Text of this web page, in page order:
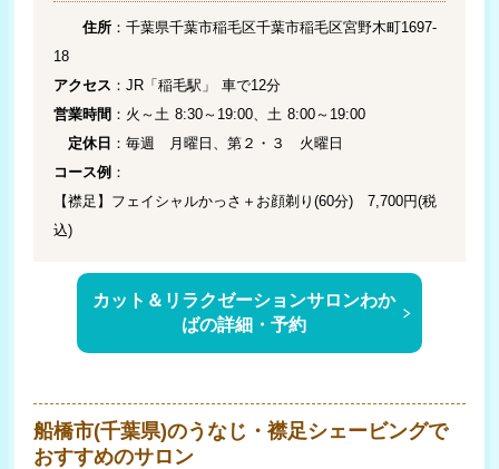
住所 ：千葉県千葉市稲毛区千葉市稲毛区宮野木町1697-
18
アクセス ：JR「稲毛駅」 車で12分
営業時間 ：火～土 8:30～19:00、土 8:00～19:00
定休日 ：毎週 月曜日、第２・３ 火曜日
コース例 ：
【襟足】フェイシャルかっさ＋お顔剃り(60分) 7,700円(税
込)
カット＆リラクゼーションサロンわか
ばの詳細・予約
船橋市(千葉県)のうなじ・襟足シェービングで
おすすめのサロン